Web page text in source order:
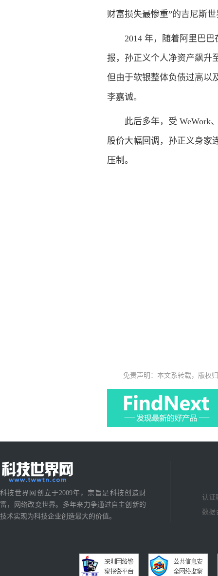
财富损失最惨重”的吉尼斯
2014 年，随着阿里巴巴
报，孙正义个人净资产飙升
但由于软银整体负债过高以
李嘉诚。
此后多年，受 WeWork、
股价大幅回调，孙正义身家
压制。
免责声明：本文系转载，版权
科技世界网创立于2009年，宗旨是科技创造财
富，网络改变世界。多年来力争通过自主创新的
技术实现为科技企业创造最大的价值。
认证
数据